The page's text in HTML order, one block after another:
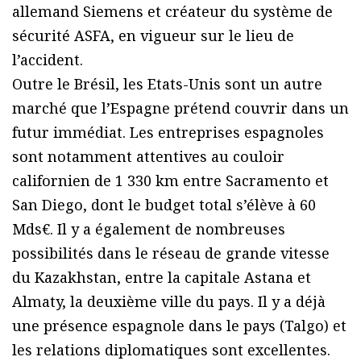
allemand Siemens et créateur du système de
sécurité ASFA, en vigueur sur le lieu de
l’accident.
Outre le Brésil, les Etats-Unis sont un autre
marché que l’Espagne prétend couvrir dans un
futur immédiat. Les entreprises espagnoles
sont notamment attentives au couloir
californien de 1 330 km entre Sacramento et
San Diego, dont le budget total s’élève à 60
Mds€. Il y a également de nombreuses
possibilités dans le réseau de grande vitesse
du Kazakhstan, entre la capitale Astana et
Almaty, la deuxième ville du pays. Il y a déjà
une présence espagnole dans le pays (Talgo) et
les relations diplomatiques sont excellentes.